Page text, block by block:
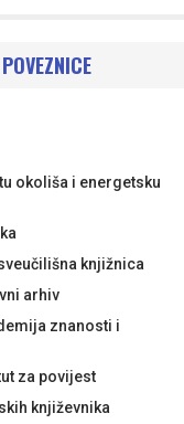
POVEZNICE
okoliša i energetsku
knjižnica
arhiv
znanosti i
za povijest
književnika